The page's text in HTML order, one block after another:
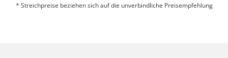
* Streichpreise beziehen sich auf die unverbindliche Preisempfehlung